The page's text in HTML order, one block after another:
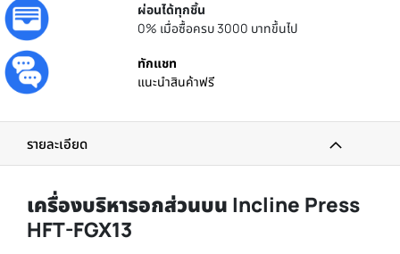
ผ่อนได้ทุกชิ้น
0% เมื่อซื้อครบ 3000 บาทขึ้นไป
ทักแชท
แนะนำสินค้าฟรี
รายละเอียด
เครื่องบริหารอกส่วนบน Incline Press
HFT-FGX13